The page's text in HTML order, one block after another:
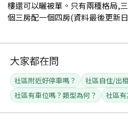
樓還可以曬被單。只有兩種格局,
個三房配一個四房(資料最後更新
大家都在問
社區附近好停車嗎？
社區自住/出
社區有車位嗎？類型為何？
社區有